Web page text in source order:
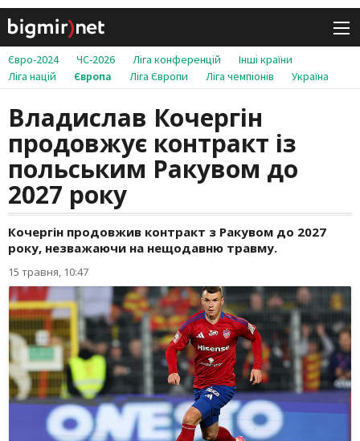
Євро-2024 ЧС-2026 Ліга конференцій
Інші країни
Ліга націй
Європа Ліга Європи Ліга чемпіонів Україна
Владислав Кочергін
продовжує контракт із
польським Ракувом до
2027 року
Кочергін продовжив контракт з Ракувом до 2027
року, незважаючи на нещодавню травму.
15 травня, 10:47